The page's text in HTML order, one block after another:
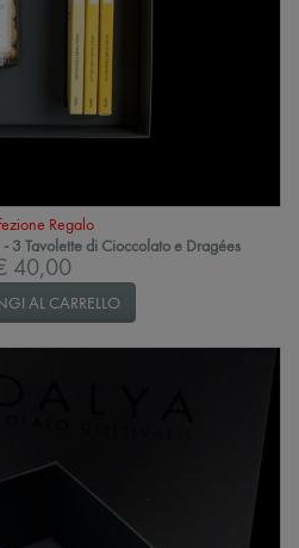
Regalo
3 Tavolette di Cioccolato e Dragées
40,00
AL CARRELLO